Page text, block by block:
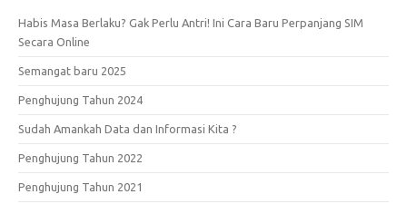
Habis Masa Berlaku? Gak Perlu Antri! Ini Cara Baru Perpanjang SIM
Secara Online
Semangat baru 2025
Penghujung Tahun 2024
Sudah Amankah Data dan Informasi Kita ?
Penghujung Tahun 2022
Penghujung Tahun 2021